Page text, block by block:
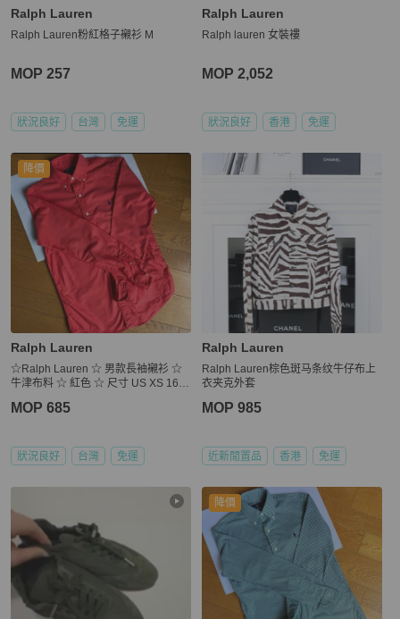
Ralph Lauren
Ralph Lauren粉紅格子襯衫 M
MOP 257
狀況良好 台灣 免運
Ralph Lauren
Ralph lauren 女裝褸
MOP 2,052
狀況良好 香港 免運
降價
Ralph Lauren
☆Ralph Lauren ☆ 男款長袖襯衫 ☆
牛津布料 ☆ 紅色 ☆ 尺寸 US XS 165/
MOP 685
狀況良好 台灣 免運
Ralph Lauren
Ralph Lauren棕色斑马条纹牛仔布上
衣夹克外套
MOP 985
近新閒置品 香港 免運
降價